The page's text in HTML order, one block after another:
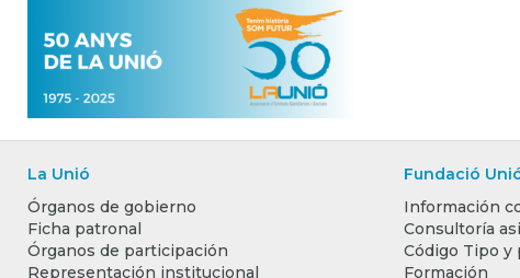
La Unió
Órganos de gobierno
Ficha patronal
Órganos de participación
Representación institucional
Fundació
Información
Consultoría
Código Tipo y
Formación